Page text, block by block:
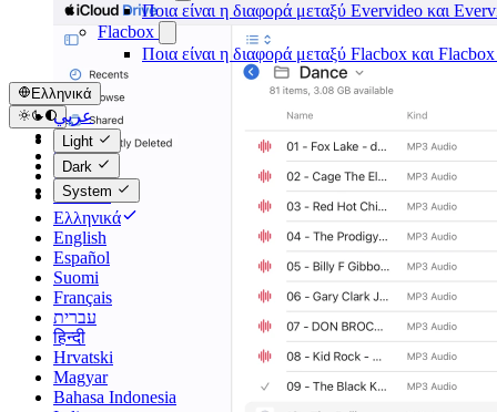
Ποια είναι η διαφορά μεταξύ Evervideo και
Flacbox
Ποια είναι η διαφορά μεταξύ Flacbox και
Ελληνικά
عربي
Català
Čeština
Dansk
Deutsch
Ελληνικά
English
Español
Suomi
Français
עברית
हिन्दी
Hrvatski
Magyar
Bahasa Indonesia
Light
Dark
System